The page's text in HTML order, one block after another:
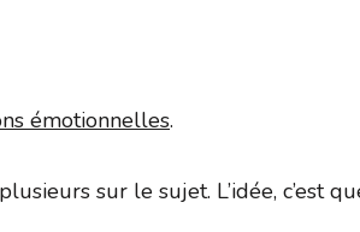
émotionnelles.
sur le sujet. L’idée, c’est